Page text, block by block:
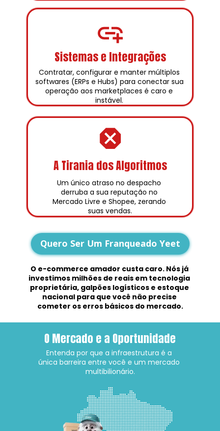
Sistemas e Integrações
A Tirania dos Algoritmos
Contratar, configurar e manter múltiplos
softwares (ERPs e Hubs) para conectar sua
operação aos marketplaces é caro e
instável.
Um único atraso no despacho
derruba a sua reputação no
Mercado Livre e Shopee, zerando
suas vendas.
O e-commerce amador custa caro. Nós já
investimos milhões de reais em tecnologia
proprietária, galpões logísticos e estoque
nacional para que você não precise
cometer os erros básicos do mercado.
Quero Ser Um Franqueado Yeet
O Mercado e a Oportunidade
Entenda por que a infraestrutura é a
única barreira entre você e um mercado
multibilionário.